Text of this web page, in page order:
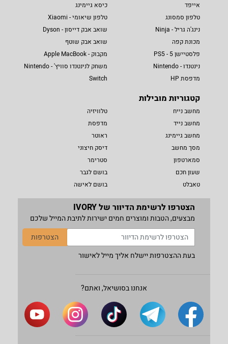
אייפד
טלפון סמסונג
נינג'ה גריל - Ninja
מכונת קפה
פלסטיישן 5 - PS5
נינטנדו - Nintendo
מדפסת HP
כיסא גיימינג
טלפון שיאומי - Xiaomi
שואב אבק דייסון - Dyson
שואב אבק שוטף
מקבוק - Apple MacBook
משחק לנינטנדו סוויץ' - Nintendo
Switch
קטגוריות מובילות
מחשב נייח
מחשב נייד
מחשב גיימינג
מסך מחשב
סמארטפון
שעון חכם
טאבלט
טלוויזיה
מדפסת
ראוטר
דיסק חיצוני
סטרימר
בושם לגבר
בושם לאישה
הצטרפו לרשימת הדיוור של IVORY
מבצעים, הטבות ומוצרים חמים ישירות לתיבת המייל שלכם
הצטרפות
בעת ההצטרפות יישלח אליך מייל לאישור
אנחנו בסושיאל, ואתם?